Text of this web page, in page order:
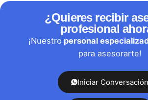
¿Quieres recibir
profesional
¡Nuestro personal
para asesorarte!
Iniciar Conversación